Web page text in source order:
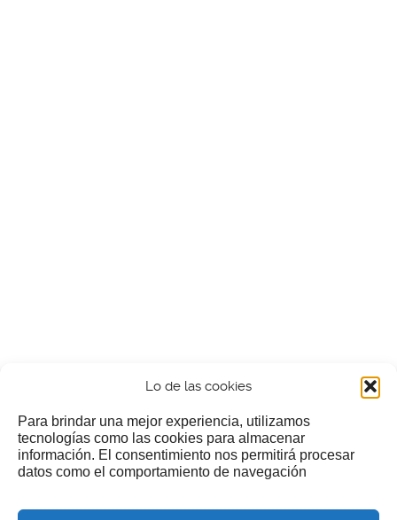
Lo de las cookies
Para brindar una mejor experiencia, utilizamos
tecnologías como las cookies para almacenar
información. El consentimiento nos permitirá procesar
datos como el comportamiento de navegación
¿Nos invitas a un cafecillo?
Si te gusta nuestra web puedes echar limosna a estos